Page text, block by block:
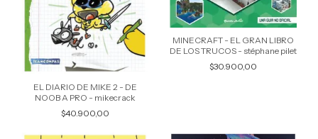
EL DIARIO DE MIKE 2 - DE
NOOB A PRO - mikecrack
$40.900,00
MINECRAFT - EL GRAN LIBRO
DE LOS TRUCOS - stéphane pilet
$30.900,00